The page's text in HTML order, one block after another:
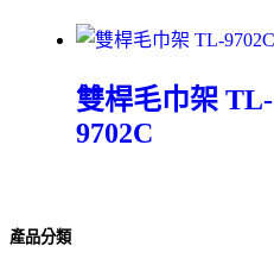
雙桿毛巾架 TL-
9702C
產品分類